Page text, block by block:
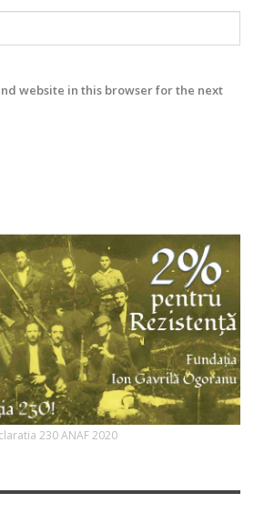
website in this browser for the next
230 ANAF 2020